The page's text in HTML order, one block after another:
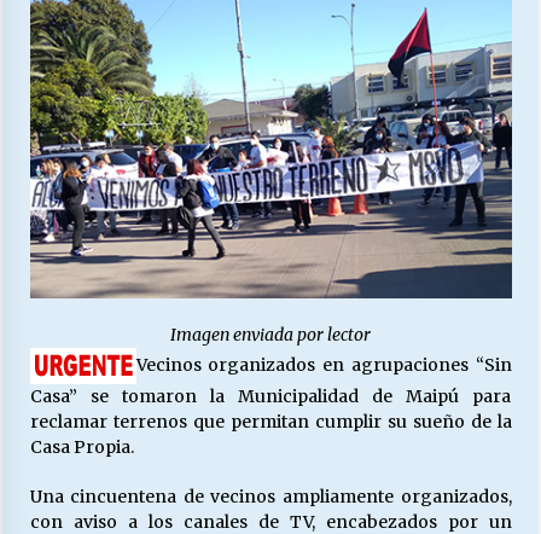
MUNICIPALIDAD, TRABAJADORES, CLIMA
13/07/2026
Escuela hospitalaria El Carmen de Maipu.
25/06/2026
¿Qué habrían dicho?
23/06/2026
VOLVER A SER ALTERNATIVA
16/06/2026
Imagen enviada por lector
Vecinos organizados en agrupaciones “Sin
Casa” se tomaron la Municipalidad de Maipú para
reclamar terrenos que permitan cumplir su sueño de la
Casa Propia.
Una cincuentena de vecinos ampliamente organizados,
con aviso a los canales de TV, encabezados por un